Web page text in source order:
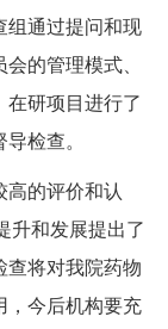
组通过提问和现
的管理模式、
在研项目进行了
检查。
的评价和认
升和发展提出了
查将对我院药物
，今后机构要充